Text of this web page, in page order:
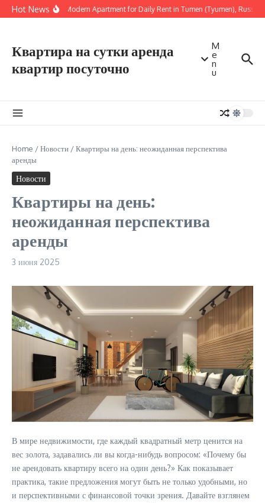
Перейти к содержанию
Hot NewsSunny Modern Apartment for Daily Rent in Tumen (Tyumen), Russia
Квартира на сутки аренда
квартир посуточно
M
e
n
u
Home /Новости /Квартиры на день: неожиданная перспектива
аренды
Новости
Квартиры на день:
неожиданная перспектива
аренды
3 июня 2025
В мире недвижимости, где каждый квадратный метр ценится на
вес золота, задавались ли вы когда-нибудь вопросом: «Почему бы
не арендовать квартиру всего на один день?» Как показывает
практика, такие предложения могут быть не только удобными, но
и перспективными с финансовой точки зрения. Давайте взглянем